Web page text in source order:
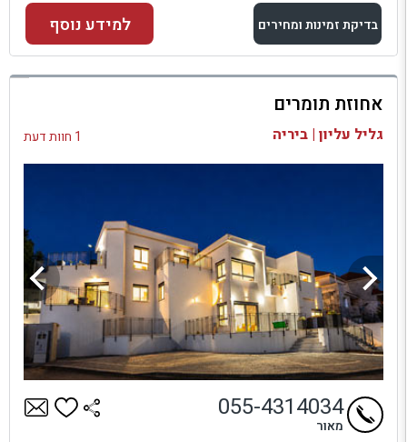
בדיקת זמינות ומחירים
למתחם זה
בדיקת זמינות ומחירים
למידע נוסף
אחוזת תומרים
גליל עליון | ביריה 1 חוות דעת
055-4314034
מאור